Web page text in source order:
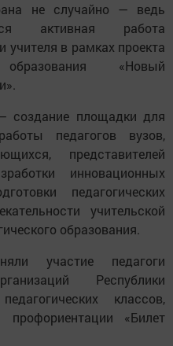
не случайно — ведь
активная работа
учителя в рамках проекта
образования «Новый
создание площадки для
педагогов вузов,
представителей
инновационных
педагогических
учительской
образования.
участие педагоги
Республики
классов,
«Билет